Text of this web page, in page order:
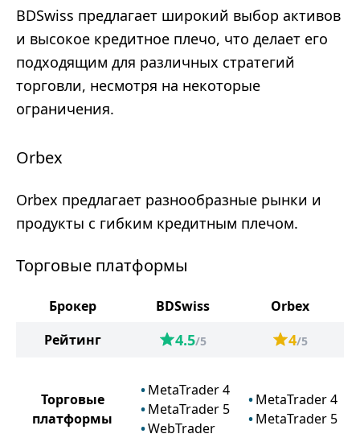
BDSwiss предлагает широкий выбор активов
и высокое кредитное плечо, что делает его
подходящим для различных стратегий
торговли, несмотря на некоторые
ограничения.
Orbex
Orbex предлагает разнообразные рынки и
продукты с гибким кредитным плечом.
Торговые платформы
Брокер BDSwiss
Orbex
Рейтинг
4.5/5 4/5
Торговые
платформы
MetaTrader 4
MetaTrader 5
WebTrader
MetaTrader 4
MetaTrader 5